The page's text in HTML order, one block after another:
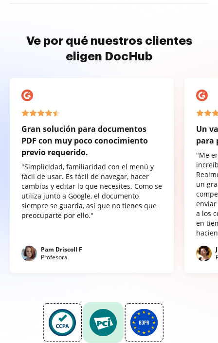
Ve por qué nuestros clientes
eligen DocHub
Gran solución para documentos
PDF con muy poco conocimiento
previo requerido.
"Simplicidad, familiaridad con el menú y
fácil de usar. Es fácil de navegar, hacer
cambios y editar lo que necesites. Como se
utiliza junto a Google, el documento
siempre se guarda, así que no tienes que
preocuparte por ello."
Pam Driscoll F
Profesora
Un
para
"Me
un
a los
en